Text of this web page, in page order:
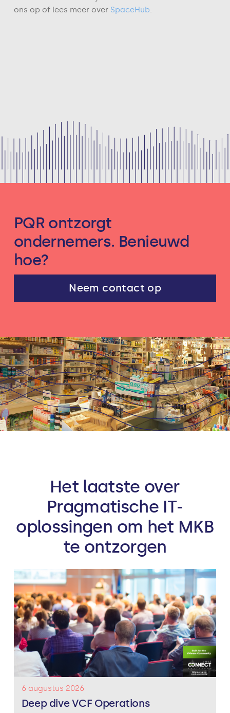
ons op of lees meer over SpaceHub.
PQR ontzorgt
ondernemers. Benieuwd
hoe?
Neem contact op
Het laatste over
Pragmatische IT-
oplossingen om het MKB
te ontzorgen
6 augustus 2026
Deep dive VCF Operations